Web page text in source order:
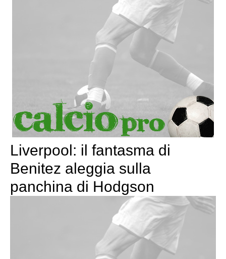
Liverpool: il fantasma di
Benitez aleggia sulla
panchina di Hodgson